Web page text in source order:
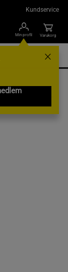
Kundservice
Min profil Varukorg
XXL